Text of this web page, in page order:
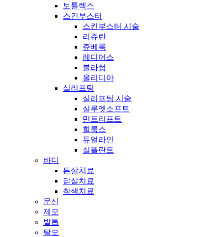
보튤렉스
스킨부스터
스킨부스터 시술
리쥬란
쥬베룩
레디어스
볼라썸
올리디아
실리프팅
실리프팅 시술
실루엣소프트
민트리프트
힐룩스
듀얼라인
실플란트
바디
튼살치료
닭살치료
착색치료
문신
제모
발톱
탈모